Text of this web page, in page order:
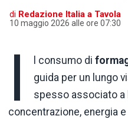
di Redazione Italia a Tavola
10 maggio 2026 alle ore 07:30
I l consumo di
guida per un lungo
spesso associato a
concentrazione, energia